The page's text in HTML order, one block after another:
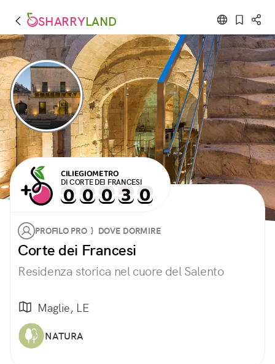
SHARRYLAND
CILIEGIOMETRO
DI CORTE DEI FRANCESI
PROFILO PRO } DOVE DORMIRE
Corte dei Francesi
Residenza storica nel cuore del Salento
Maglie, LE
NATURA